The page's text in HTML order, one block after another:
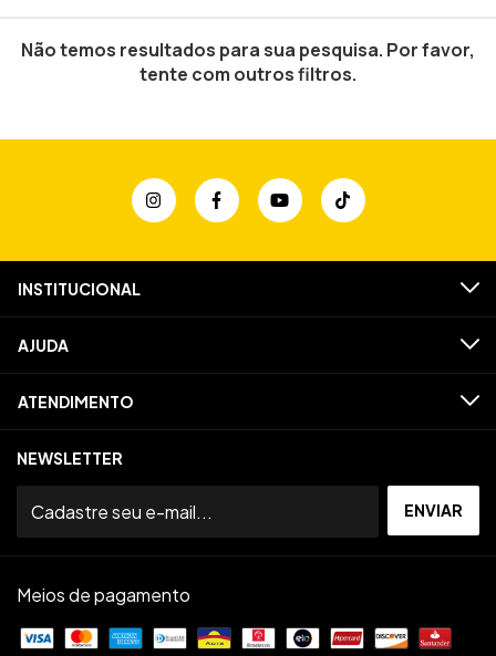
Não temos resultados para sua pesquisa. Por favor,
tente com outros filtros.
INSTITUCIONAL
AJUDA
ATENDIMENTO
NEWSLETTER
Meios de pagamento